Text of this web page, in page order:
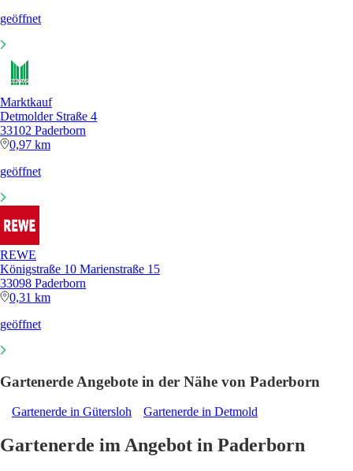
geöffnet
Marktkauf
Detmolder Straße 4
33102 Paderborn
0,97 km
geöffnet
REWE
Königstraße 10 Marienstraße 15
33098 Paderborn
0,31 km
geöffnet
Gartenerde Angebote in der Nähe von Paderborn
Gartenerde in Gütersloh Gartenerde in Detmold
Gartenerde im Angebot in Paderborn